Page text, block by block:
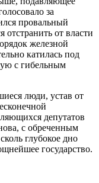
за
провальный
от власти
железной
катилась под
с гибельным
люди, устав от
депутатов
с обреченным
глубокое дно
государство.